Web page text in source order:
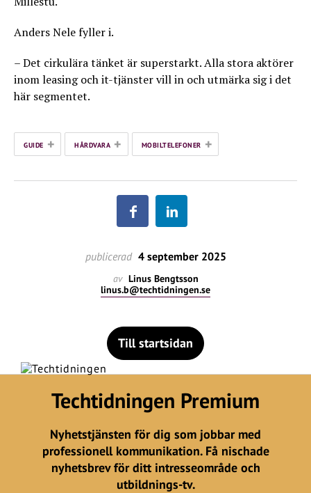
Anders Nele fyller i.
– Det cirkulära tänket är superstarkt. Alla stora aktörer
inom leasing och it-tjänster vill in och utmärka sig i det
här segmentet.
GUIDE + HÅRDVARA + MOBILTELEFONER +
publicerad 4 september 2025
av Linus Bengtsson
linus.b@techtidningen.se
Till startsidan
Techtidningen Premium
Nyhetstjänsten för dig som jobbar med
professionell kommunikation. Få nischade
nyhetsbrev för ditt intresseområde och
utbildnings-tv.